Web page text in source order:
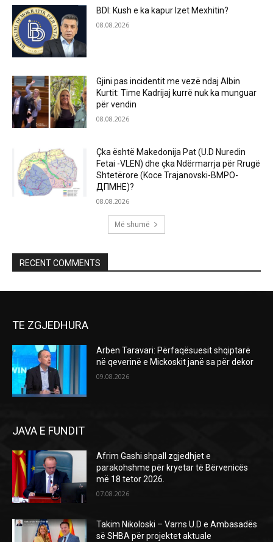
BDI: Kush e ka kapur Izet Mexhitin?
08.08.2026
Gjini pas incidentit me vezë ndaj Albin
Kurtit: Time Kadrijaj kurrë nuk ka munguar
për vendin
08.08.2026
Çka është Makedonija Pat (U.D Nuredin
Fetai -VLEN) dhe çka Ndërmarrja për Rrugë
Shtetërore (Koce Trajanovski-ВМРО-
ДПМНЕ)?
08.08.2026
Më shumë
RECENT COMMENTS
TE ZGJEDHURA
Arben Taravari: Përfaqësuesit shqiptarë
në qeverinë e Mickoskit janë sa për dekor
09.08.2026
JAVA E FUNDIT
Afrim Gashi shpall zgjedhjet e
parakohshme për kryetar të Bërvenicës
më 18 tetor 2026.
07.08.2026
Takim Nikoloski – Varns U.D e Ambasadës
së SHBA për projektet aktuale